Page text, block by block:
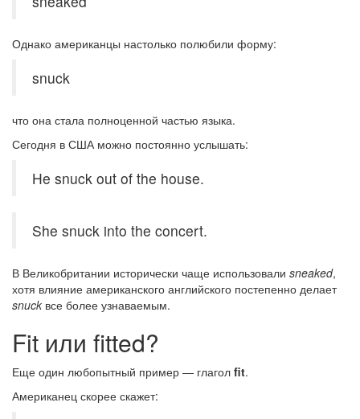
Однако американцы настолько полюбили форму:
snuck
что она стала полноценной частью языка.
Сегодня в США можно постоянно услышать:
He snuck out of the house.
She snuck into the concert.
В Великобритании исторически чаще использовали sneaked,
хотя влияние американского английского постепенно делает
snuck все более узнаваемым.
Fit или fitted?
Еще один любопытный пример — глагол fit.
Американец скорее скажет: